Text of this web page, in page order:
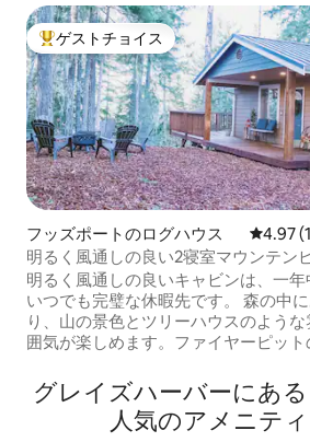
大好評のゲストチョイスです。
ゲストチョイス
フッズポートのログハウス レビュ
4.97
明るく風通しの良い2寝室マウンテン
ーキャビン、デッキ付き
明るく風通しの良いキャビンは、一年
いつでも完璧な休暇先です。 森の中
り、山の景色とツリーハウスのような
囲気が楽しめます。ファイヤーピット
ッキから自然を楽しむことができます
レイク・カシュマンとレイク・コカニ
へは3マイル以内で行けます。 ゴルフ
グレイズハーバーにあ
人気のアメニテ